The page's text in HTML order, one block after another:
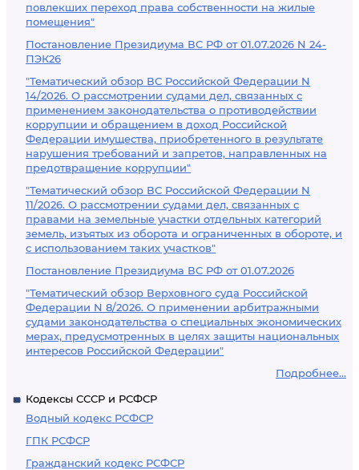
повлекших переход права собственности на жилые
помещения"
Постановление Президиума ВС РФ от 01.07.2026 N 24-
ПЭК26
"Тематический обзор ВС Российской Федерации N
14/2026. О рассмотрении судами дел, связанных с
применением законодательства о противодействии
коррупции и обращением в доход Российской
Федерации имущества, приобретенного в результате
нарушения требований и запретов, направленных на
предотвращение коррупции"
"Тематический обзор ВС Российской Федерации N
11/2026. О рассмотрении судами дел, связанных с
правами на земельные участки отдельных категорий
земель, изъятых из оборота и ограниченных в обороте, и
с использованием таких участков"
Постановление Президиума ВС РФ от 01.07.2026
"Тематический обзор Верховного суда Российской
Федерации N 8/2026. О применении арбитражными
судами законодательства о специальных экономических
мерах, предусмотренных в целях защиты национальных
интересов Российской Федерации"
Подробнее...
Кодексы СССР и РСФСР
Водный кодекс РСФСР
ГПК РСФСР
Гражданский кодекс РСФСР